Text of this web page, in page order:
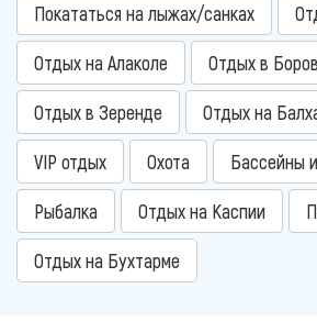
Покататься на лыжах/санках
Отдых на Алаколе Отдых в
Отдых в Зеренде Отдых на
VIP отдых Охота Бассейны
Рыбалка Отдых на Каспии
Отдых на Бухтарме